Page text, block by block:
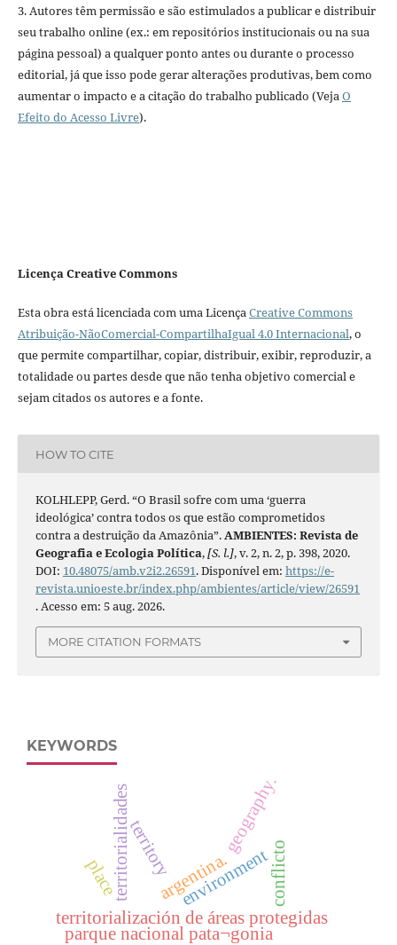
3. Autores têm permissão e são estimulados a publicar e distribuir
seu trabalho online (ex.: em repositórios institucionais ou na sua
página pessoal) a qualquer ponto antes ou durante o processo
editorial, já que isso pode gerar alterações produtivas, bem como
aumentar o impacto e a citação do trabalho publicado (VejaO
Efeito do Acesso Livre).
Licença Creative Commons
Esta obra está licenciada com uma LicençaCreative Commons
Atribuição-NãoComercial-CompartilhaIgual 4.0 Internacional, o
que permite compartilhar, copiar, distribuir, exibir, reproduzir, a
totalidade ou partes desde que não tenha objetivo comercial e
sejam citados os autores e a fonte.
HOW TO CITE
KOLHLEPP, Gerd. “O Brasil sofre com uma ‘guerra
ideológica’ contra todos os que estão comprometidos
contra a destruição da Amazônia”.AMBIENTES: Revista de
Geografia e Ecologia Política,[S. l.], v. 2, n. 2, p. 398, 2020.
DOI: 10.48075/amb.v2i2.26591. Disponível em: https://e-
revista.unioeste.br/index.php/ambientes/article/view/26591
. Acesso em: 5 aug. 2026.
MORE CITATION FORMATS
KEYWORDS
territorialización de áreas protegidas
territorialidades conflicto
parque nacional pata¬gonia
argentina.
environment
territory
place
geography.